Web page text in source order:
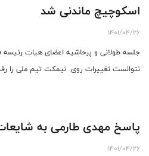
اسکوچیچ ماندنی شد
1401/04/26
جلسه طولانی و پرحاشیه اعضای هیات رئیسه
نتوانست تغییرات روی نیمکت تیم ملی را
پاسخ مهدی طارمی به
1401/04/26